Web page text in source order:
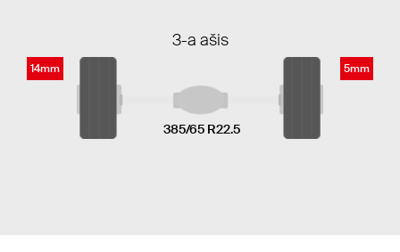
3-a ašis
14mm
385/65 R22.5
5mm